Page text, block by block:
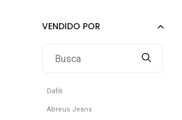
Dafiti
Abreus Jeans